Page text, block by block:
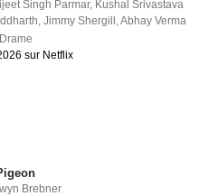
Singh Parmar, Kushal Srivastava
,Jimmy Shergill ,Abhay Verma
Drame
sur Netflix
Brebner